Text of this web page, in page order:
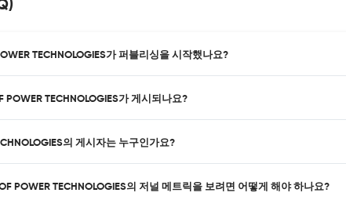
TECHNOLOGIES가 퍼블리싱을 시작했나요?
POWER TECHNOLOGIES가 게시되나요?
의 게시자는 누구인가요?
POWER TECHNOLOGIES의 저널 메트릭을 보려면 어떻게 해야 하나요?